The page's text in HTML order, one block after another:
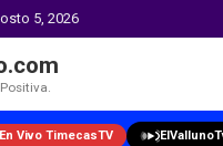
5, 2026
En Vivo TimecasTV